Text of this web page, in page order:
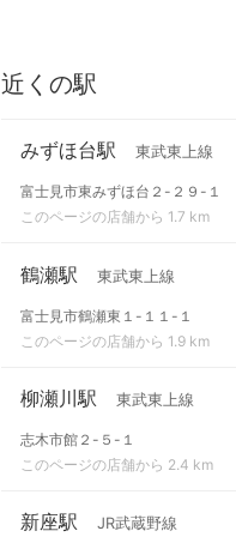
近くの駅
みずほ台駅 東武東上線
富士見市東みずほ台２-２９-１
このページの店舗から 1.7 km
鶴瀬駅 東武東上線
富士見市鶴瀬東１-１１-１
このページの店舗から 1.9 km
柳瀬川駅 東武東上線
志木市館２-５-１
このページの店舗から 2.4 km
新座駅 JR武蔵野線